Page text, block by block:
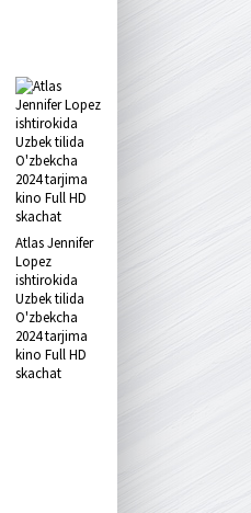
Atlas Jennifer
Lopez
ishtirokida
Uzbek tilida
O'zbekcha
2024 tarjima
kino Full HD
skachat